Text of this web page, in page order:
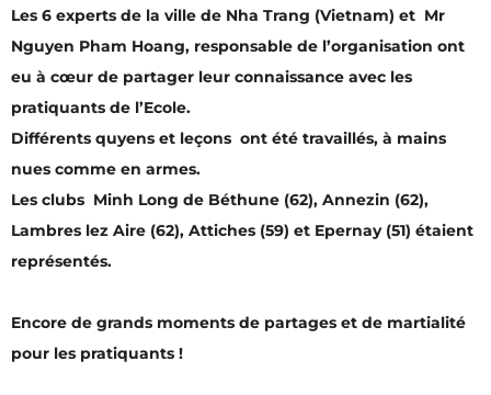
Les 6 experts de la ville de Nha Trang (Vietnam) et Mr
Nguyen Pham Hoang, responsable de l’organisation ont
eu à cœur de partager leur connaissance avec les
pratiquants de l’Ecole.
Différents quyens et leçons ont été travaillés, à mains
nues comme en armes.
Les clubs Minh Long de Béthune (62), Annezin (62),
Lambres lez Aire (62), Attiches (59) et Epernay (51) étaient
représentés.
Encore de grands moments de partages et de martialité
pour les pratiquants !